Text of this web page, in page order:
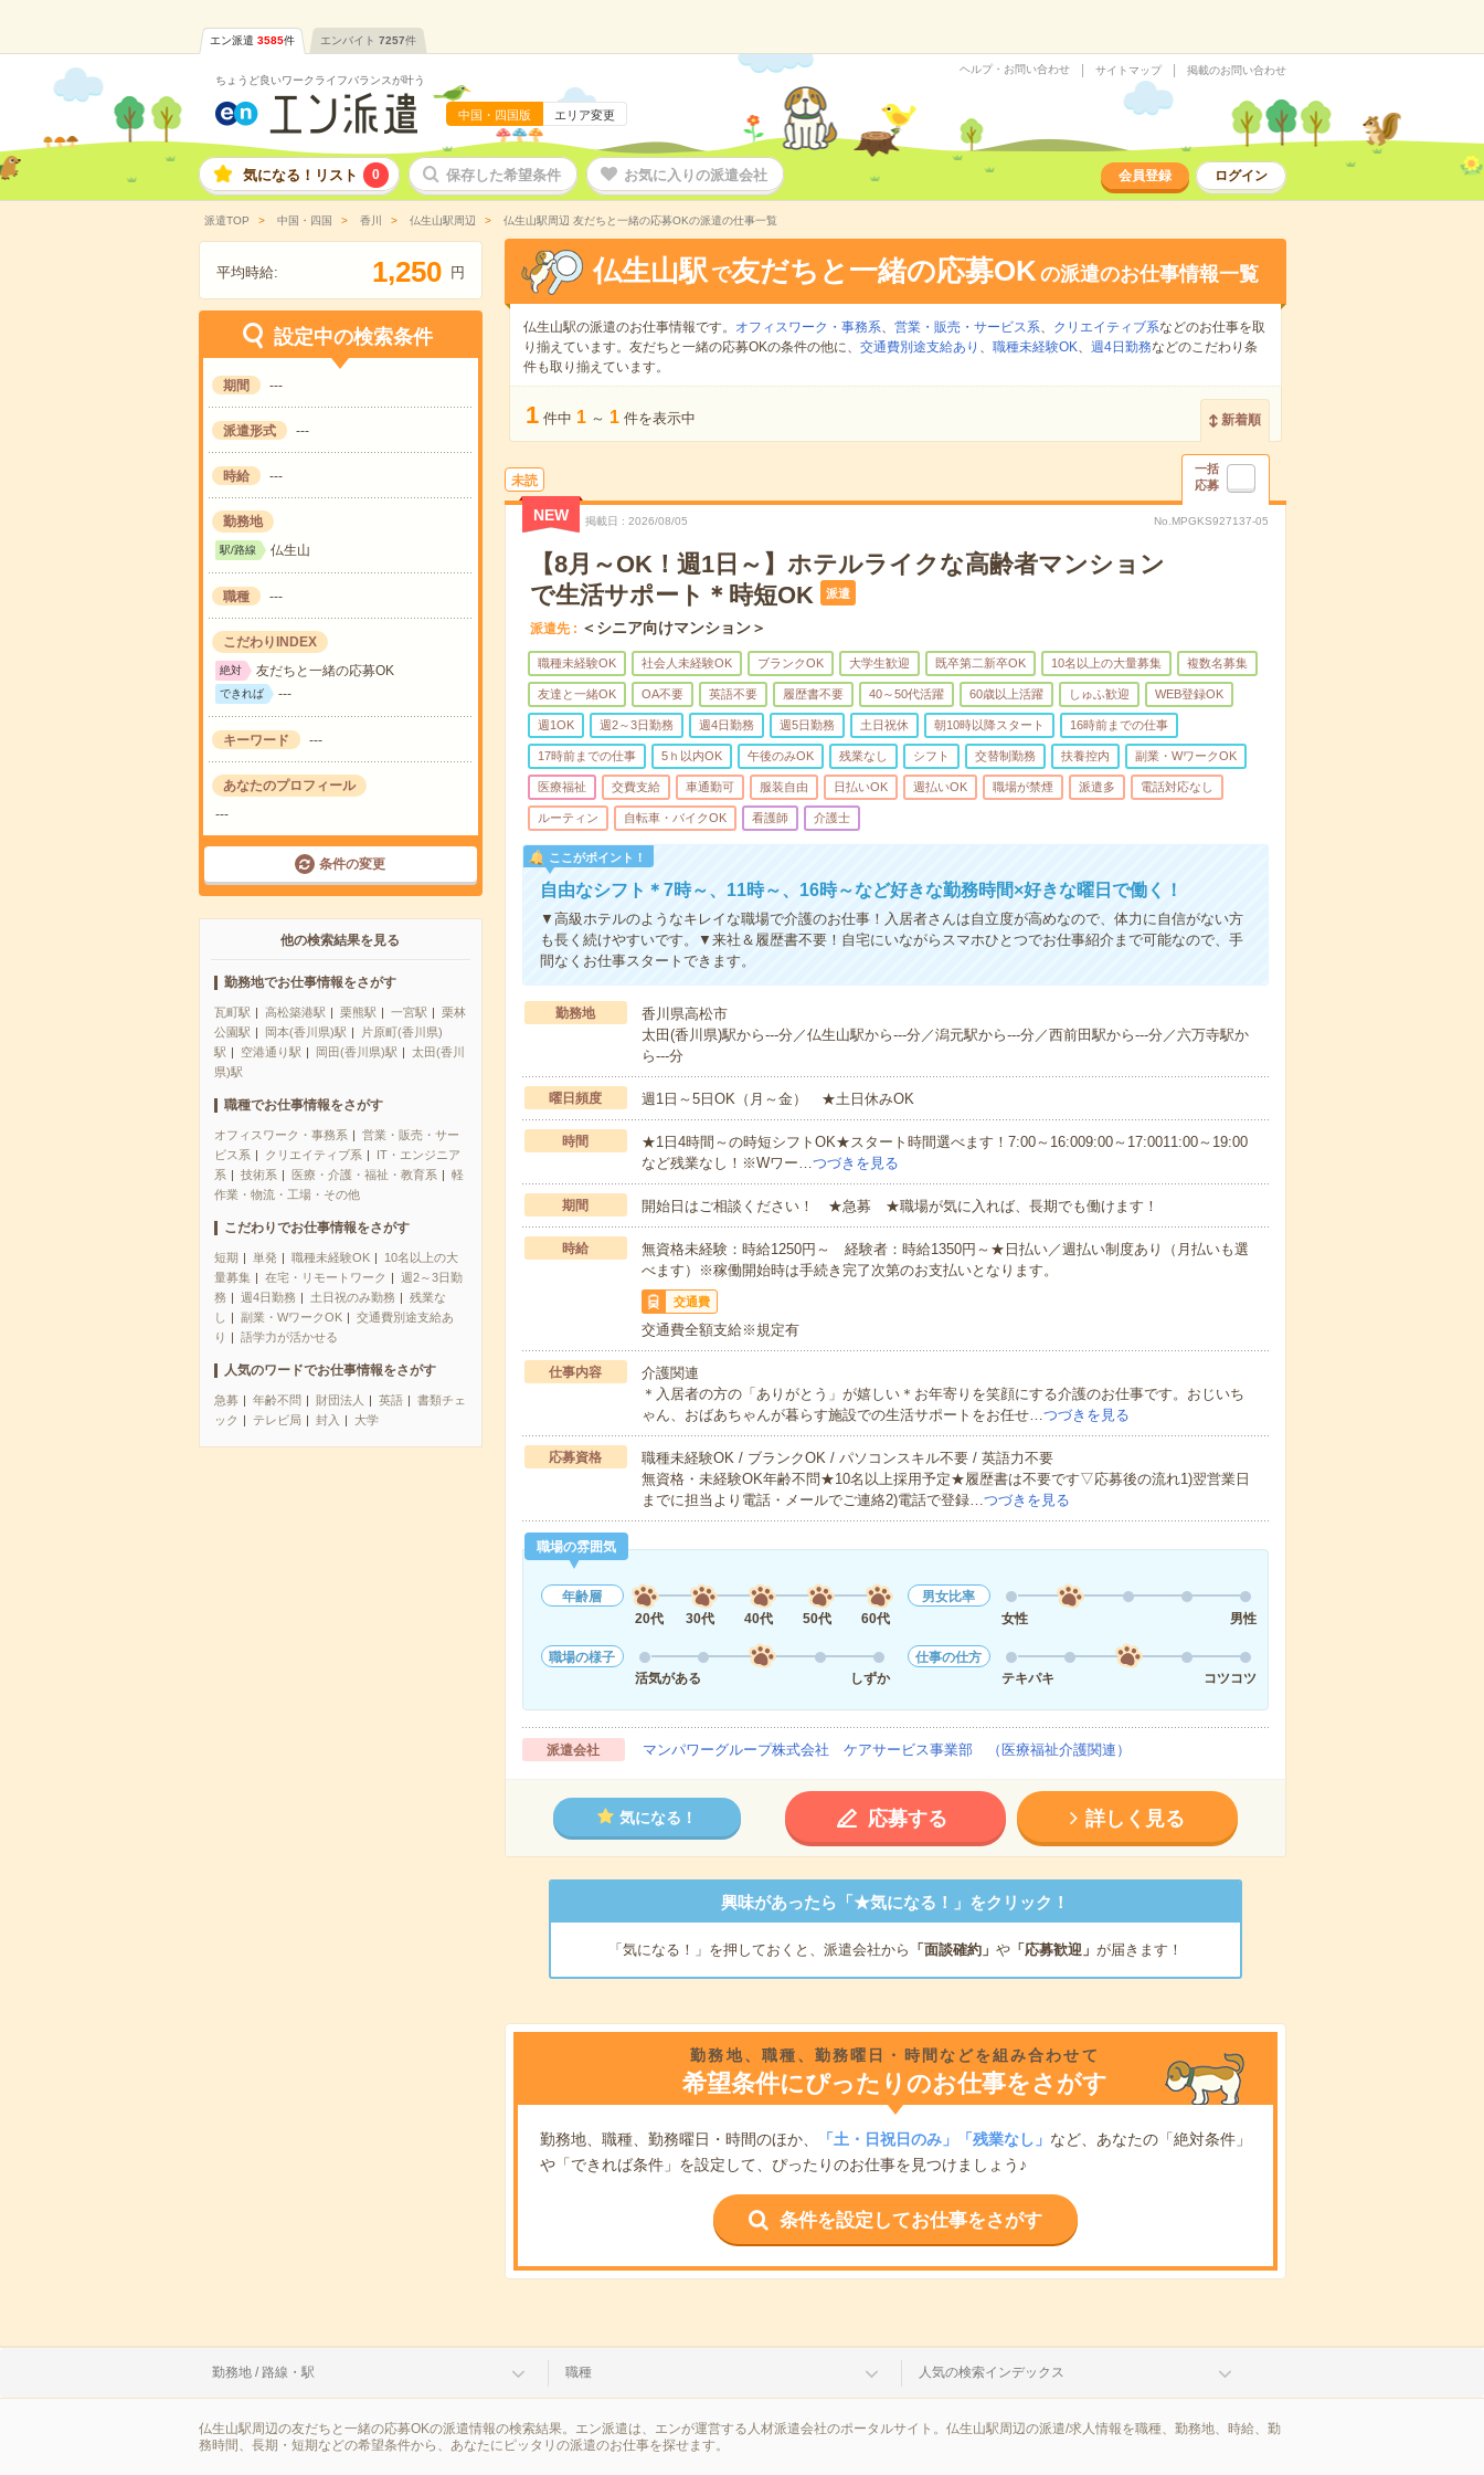
エン派遣 3585件 エンバイト 7257件
ちょうど良いワークライフバランスが叶う
中国・四国版 エリア変更
ヘルプ・お問い合わせ サイトマップ 掲載のお問い合わせ
気になる！リスト 0 保存した希望条件 お気に入りの派遣会社 会員登録 ログイン
派遣TOP 中国・四国 香川 仏生山駅周辺 仏生山駅周辺 友だちと一緒の応募OKの派遣の仕事一覧
平均時給: 1,250 円
設定中の検索条件
期間 ---
派遣形式 ---
時給 ---
勤務地
駅/路線 仏生山
職種 ---
こだわりINDEX
絶対 友だちと一緒の応募OK
できれば ---
キーワード ---
あなたのプロフィール
---
条件の変更
他の検索結果を見る
勤務地でお仕事情報をさがす
瓦町駅 高松築港駅 栗熊駅 一宮駅
栗林
公園駅
岡本(香川県)駅
片原町(香川県)
駅
空港通り駅 岡田(香川県)駅
太田(香川
県)駅
職種でお仕事情報をさがす
オフィスワーク・事務系
営業・販売・サー
ビス系
クリエイティブ系
IT・エンジニア
系
技術系 医療・介護・福祉・教育系
軽
作業・物流・工場・その他
こだわりでお仕事情報をさがす
短期 単発 職種未経験OK
10名以上の大
量募集
在宅・リモートワーク
週2～3日勤
務
週4日勤務 土日祝のみ勤務
残業な
し
副業・WワークOK
交通費別途支給あ
り
語学力が活かせる
人気のワードでお仕事情報をさがす
急募 年齢不問 財団法人 英語
書類チェ
ック
テレビ局 封入 大学
仏生山駅 で友だちと一緒の応募OKの派遣のお仕事情報一覧
仏生山駅の派遣のお仕事情報です。 オフィスワーク・事務系、 営業・販売・サービス系、 クリエイティブ系などのお仕事を取
り揃えています。友だちと一緒の応募OKの条件の他に、 交通費別途支給あり 、 職種未経験OK、 週4日勤務などのこだわり条
件も取り揃えています。
1 件中 1 ～ 1 件を表示中 新着順
未読
一括
応募
NEW 掲載日 2026/08/05 No.MPGKS927137-05
【8月～OK！週1日～】ホテルライクな高齢者マンション
で生活サポート＊時短OK
派遣
派遣先 ＜シニア向けマンション＞
職種未経験OK 社会人未経験OK ブランクOK 大学生歓迎 既卒第二新卒OK 10名以上の大量募集 複数名募集
友達と一緒OK OA不要 英語不要 履歴書不要 40～50代活躍 60歳以上活躍 しゅふ歓迎 WEB登録OK
週1OK 週2～3日勤務 週4日勤務 週5日勤務 土日祝休 朝10時以降スタート 16時前までの仕事
17時前までの仕事 5ｈ以内OK 午後のみOK 残業なし シフト 交替制勤務 扶養控内 副業・WワークOK
医療福祉 交費支給 車通勤可 服装自由 日払いOK 週払いOK 職場が禁煙 派遣多 電話対応なし
ルーティン 自転車・バイクOK 看護師 介護士
ここがポイント！
自由なシフト＊7時～、11時～、16時～など好きな勤務時間×好きな曜日で働く！
▼高級ホテルのようなキレイな職場で介護のお仕事！入居者さんは自立度が高めなので、体力に自信がない方
も長く続けやすいです。▼来社＆履歴書不要！自宅にいながらスマホひとつでお仕事紹介まで可能なので、手
間なくお仕事スタートできます。
勤務地
香川県高松市
太田(香川県)駅から---分／仏生山駅から---分／潟元駅から---分／西前田駅から---分／六万寺駅か
ら---分
曜日頻度 週1日～5日OK（月～金） ★土日休みOK
時間
★1日4時間～の時短シフトOK★スタート時間選べます！7:00～16:009:00～17:0011:00～19:00
など残業なし！※Wワー…つづきを見る
期間 開始日はご相談ください！ ★急募 ★職場が気に入れば、長期でも働けます！
時給
無資格未経験：時給1250円～ 経験者：時給1350円～★日払い／週払い制度あり（月払いも選
べます）※稼働開始時は手続き完了次第のお支払いとなります。
交通費
交通費全額支給※規定有
仕事内容
介護関連
＊入居者の方の「ありがとう」が嬉しい＊お年寄りを笑顔にする介護のお仕事です。おじいち
ゃん、おばあちゃんが暮らす施設での生活サポートをお任せ…つづきを見る
応募資格
職種未経験OK / ブランクOK / パソコンスキル不要 / 英語力不要
無資格・未経験OK年齢不問★10名以上採用予定★履歴書は不要です▽応募後の流れ1)翌営業日
までに担当より電話・メールでご連絡2)電話で登録…つづきを見る
職場の雰囲気
年齢層
20代
30代 40代 50代 60代
男女比率
女性
男性
職場の様子
活気がある
しずか
仕事の仕方
テキパキ
コツコツ
派遣会社 マンパワーグループ株式会社 ケアサービス事業部 （医療福祉介護関連）
気になる！ 応募する 詳しく見る
興味があったら「★気になる！」をクリック！
「気になる！」を押しておくと、派遣会社から 「面談確約」 や「応募歓迎」 が届きます！
勤務地、職種、勤務曜日・時間などを組み合わせて
希望条件にぴったりのお仕事をさがす
勤務地、職種、勤務曜日・時間のほか、 「土・日祝日のみ」「残業なし」 など、あなたの「絶対条件」
や「できれば条件」を設定して、ぴったりのお仕事を見つけましょう♪
条件を設定してお仕事をさがす
勤務地 / 路線・駅 職種 人気の検索インデックス
仏生山駅周辺の友だちと一緒の応募OKの派遣情報の検索結果。エン派遣は、エンが運営する人材派遣会社のポータルサイト。仏生山駅周辺の派遣/求人情報を職種、勤務地、時給、勤
務時間、長期・短期などの希望条件から、あなたにピッタリの派遣のお仕事を探せます。